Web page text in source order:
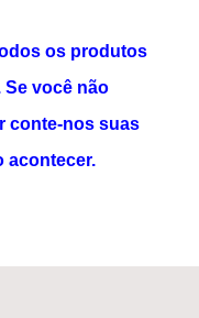
os produtos
você não
conte-nos suas
acontecer.